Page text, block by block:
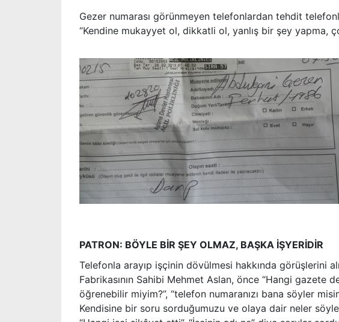
Gezer numarası görünmeyen telefonlardan tehdit
“Kendine mukayyet ol, dikkatli ol, yanlış bir şey yapma,
PATRON: BÖYLE BİR ŞEY OLMAZ, BAŞKA İŞYERİDİR
Telefonla arayıp işçinin dövülmesi hakkında görüşlerini
Fabrikasının Sahibi Mehmet Aslan, önce “Hangi gazete
öğrenebilir miyim?”, “telefon numaranızı bana söyler
Kendisine bir soru sorduğumuzu ve olaya dair neler